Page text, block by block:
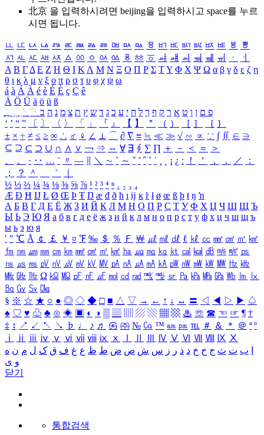
北京 을 입력하시려면 beijing을 입력하시고 space를 누르
시면 됩니다.
ㅥ ㅦ ㅧ ㅨ ㅩ ㅪ ㅫ ㅬ ㅭ ㅮ ㅯ ㅰ ㅱ ㅲ ㅳ ㅴ ㅵ ㅶ ㅷ ㅸ
ㅹ
ㅺ ㅻ ㅼ ㅽ ㅾ ㅿ ㆀ ㆁ ㆂ ㆃ ㆄ ㆅ ㆆ ㆇ ㆈ ㆉ ㆊ ㆋ ㆌ ㆍ
ㆎ
Α Β ΓΔ Ε Ζ Η Θ Ι ΚΛ Μ Ν Ξ Ο Π Ρ Σ ΤΥ Φ Χ Ψ Ω α β γ δ ε ζ η
θ ι κ λ μ ν ξ ο π ρ σ τ υ φ χ ψ ω
á à Á À é è É È ç Ç ê
Ä Ö Ü ä ö ü ß
ִֶֹ ֻּ ׁׂ פ ם ן ו ט א ר ק ף ך ל ח י ע כ ג ד ש ץ ת צ מ נ ה ב
‘ ’ “ ” 〔 〕 〈 〉 「 」 『 』 【 】 ＂ （ ） ［ ］ ｛ ｝
± × ÷ ≠ ≤ ≥ ∞ ∴ ♂ ♀ ∠ ⊥ ⌒ ∂ ∇ ≡ ≒ ≪ ≫ √ ∽ ∝ ∵ ∫ ∬ ∈ ∋
⊆ ⊇ ⊂ ⊃ ∪ ∩ ∧ ∨ ￢ ⇒ ⇔ ∀ ∃ ∮ ∑ ∏ ＋ － ＜ ＝
＞
、
。 · ‥ … ¨ 〃 ― ＼ ∼ ´ ～ ˇ ˘ ˝ ˚ ˙ ¸ ¡ ¿ ː ！ ＇ ， ． ／
：
；
？ ＾ ｀
½ ⅓ ⅔ ¼ ¾ ⅛ ⅜ ⅝ ⅞ ¹ ² ³ ⁴ ⁿ ₁ ₂ ₃ ₄
Æ Ð Ħ Ĳ Ł Ø Œ Þ Ŧ Ŋ æ đ ð ħ ı ĳ ĸ ŀ ł ø œ ß þ ŧ ŋ ŉ
А Б В Г Д Е Ё Ж З И Й К Л М Н О П Р С Т У Ф Х Ц Ч Ш Щ Ъ
Ы Ь Э Ю Я а б в г д е ё ж з и й к л м н о п р с т у ф х ц ч ш щ ъ
ы ь э ю я
′ ″ ℃ Å ￠ ￡ ￥ ¤ ℉ ‰ ＄ ％ Ｆ ￦ ㎕ ㎖ ㎗ ℓ ㎘ ㏄ ㎣ ㎤ ㎥ ㎦
㎙ ㎚ ㎛ ㎜ ㎝ ㎞ ㎟ ㎠ ㎡ ㎢ ㏊ ㎍ ㎎ ㎏ ㏏ ㎈ ㎉ ㏈ ㎧ ㎨ ㎰
㎱ ㎲ ㎳ ㎴ ㎵ ㎶ ㎷ ㎸ ㎹ ㎀ ㎁ ㎂ ㎃ ㎄ ㎺ ㎻ ㎽ ㎾ ㎿ ㎐ ㎑
㎒ ㎓ ㎔ Ω ㏀ ㏁ ㎊ ㎋ ㎌ ㏖ ㏅ ㎭ ㎮ ㎯ ㏛ ㎩ ㎪ ㎫ ㎬ ㏝ ㏐
㏓
㏃ ㏉ ㏜ ㏆
§ ※ ☆ ★ ○ ● ◎ ◇ ◆ □ ■ △ ▽ → ← ↑ ↓ ↔ 〓 ◁ ◀ ▷ ▶ ♤
♠ ♡ ♥ ♧ ♣ ⊙ ◈ ▣ ◐ ◑ ▒ ▤ ▨ ▧ ▦ ▩ ♨ ☏ ☎ ☜ ☞ ¶ †
‡ ↕ ↗ ↙ ↖ ↘ ♭ ♩ ♪ ♬ ㉿ ㈜ № ㏇ ™ ㏂ ㏘ ℡ ＃ ＆ ＊ ＠ ª º
ⅰ
ⅱ ⅲ ⅳ ⅴ ⅵ ⅶ ⅷ ⅸ ⅹ Ⅳ Ⅴ Ⅵ Ⅶ Ⅷ Ⅸ Ⅹ
ب ت ث ج ح خ د ذ ر ز س ش ص ض ط ظ ع غ ف ق ک ل م ن ه
و ی
닫기
통합검색